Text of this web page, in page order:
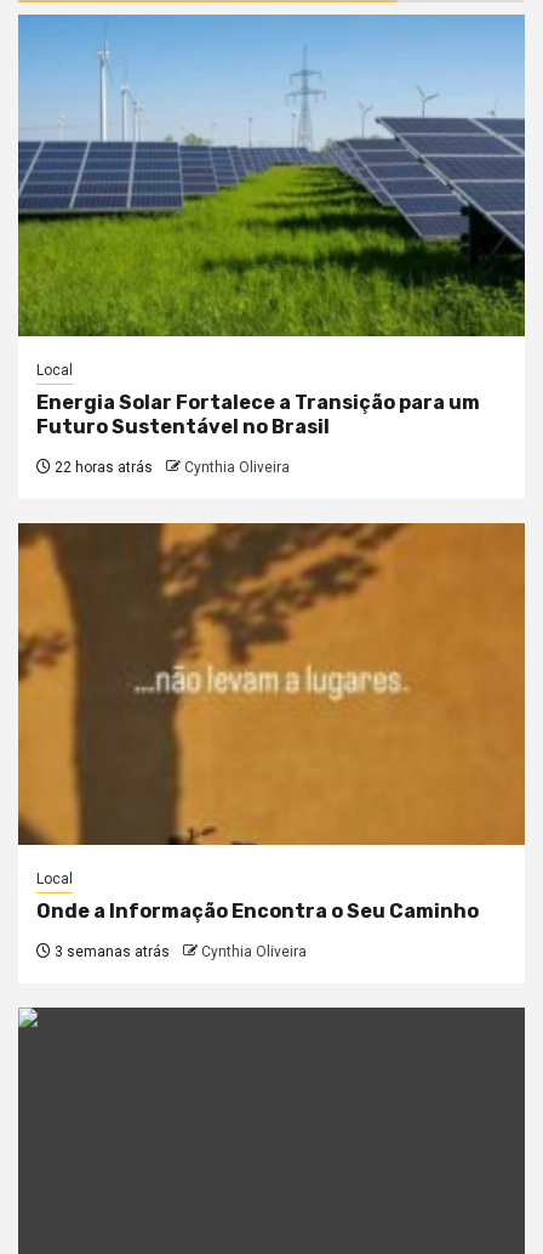
Local
Energia Solar Fortalece a Transição para um
Futuro Sustentável no Brasil
22 horas atrás Cynthia Oliveira
Local
Onde a Informação Encontra o Seu Caminho
3 semanas atrás Cynthia Oliveira